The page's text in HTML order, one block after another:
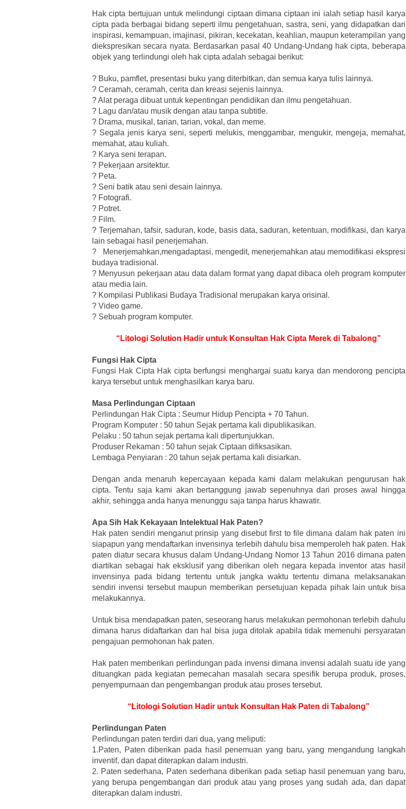
Hak cipta bertujuan untuk melindungi ciptaan dimana ciptaan ini ialah setiap hasil karya
cipta pada berbagai bidang seperti ilmu pengetahuan, sastra, seni, yang didapatkan dari
inspirasi, kemampuan, imajinasi, pikiran, kecekatan, keahlian, maupun keterampilan yang
diekspresikan secara nyata. Berdasarkan pasal 40 Undang-Undang hak cipta, beberapa
objek yang terlindungi oleh hak cipta adalah sebagai berikut:
? Buku, pamflet, presentasi buku yang diterbitkan, dan semua karya tulis lainnya.
? Ceramah, ceramah, cerita dan kreasi sejenis lainnya.
?Alat peraga dibuat untuk kepentingan pendidikan dan ilmu pengetahuan.
? Lagu dan/atau musik dengan atau tanpa subtitle.
? Drama, musikal, tarian, tarian, vokal, dan meme.
? Segala jenis karya seni, seperti melukis, menggambar, mengukir, mengeja, memahat,
memahat, atau kuliah.
? Karya seni terapan.
? Pekerjaan arsitektur.
? Peta.
? Seni batik atau seni desain lainnya.
? Fotografi.
? Potret.
? Film.
? Terjemahan, tafsir, saduran, kode, basis data, saduran, ketentuan, modifikasi, dan karya
lain sebagai hasil penerjemahan.
?
Menerjemahkan,mengadaptasi, mengedit, menerjemahkan atau memodifikasi ekspresi
budaya tradisional.
? Menyusun pekerjaan atau data dalam format yang dapat dibaca oleh program komputer
atau media lain.
? Kompilasi Publikasi Budaya Tradisional merupakan karya orisinal.
? Video game.
? Sebuah program komputer.
“Litologi Solution Hadir untuk Konsultan Hak Cipta Merek di Tabalong”
Fungsi Hak Cipta
Fungsi Hak Cipta Hak cipta berfungsi menghargai suatu karya dan mendorong pencipta
karya tersebut untuk menghasilkan karya baru.
Masa Perlindungan Ciptaan
Perlindungan Hak Cipta : Seumur Hidup Pencipta + 70 Tahun.
Program Komputer : 50 tahun Sejak pertama kali dipublikasikan.
Pelaku : 50 tahun sejak pertama kali dipertunjukkan.
Produser Rekaman : 50 tahun sejak Ciptaan difiksasikan.
Lembaga Penyiaran : 20 tahun sejak pertama kali disiarkan.
Dengan anda menaruh kepercayaan kepada kami dalam melakukan pengurusan hak
cipta. Tentu saja kami akan bertanggung jawab sepenuhnya dari proses awal hingga
akhir, sehingga anda hanya menunggu saja tanpa harus khawatir.
Apa Sih Hak Kekayaan Intelektual Hak Paten?
Hak paten sendiri menganut prinsip yang disebut first to file dimana dalam hak paten ini
siapapun yang mendaftarkan invensinya terlebih dahulu bisa memperoleh hak paten. Hak
paten diatur secara khusus dalam Undang-Undang Nomor 13 Tahun 2016 dimana paten
diartikan sebagai hak eksklusif yang diberikan oleh negara kepada inventor atas hasil
invensinya pada bidang tertentu untuk jangka waktu tertentu dimana melaksanakan
sendiri invensi tersebut maupun memberikan persetujuan kepada pihak lain untuk bisa
melakukannya.
Untuk bisa mendapatkan paten, seseorang harus melakukan permohonan terlebih dahulu
dimana harus didaftarkan dan hal bisa juga ditolak apabila tidak memenuhi persyaratan
pengajuan permohonan hak paten.
Hak paten memberikan perlindungan pada invensi dimana invensi adalah suatu ide yang
dituangkan pada kegiatan pemecahan masalah secara spesifik berupa produk, proses,
penyempurnaan dan pengembangan produk atau proses tersebut.
“Litologi Solution Hadir untuk Konsultan Hak Paten di Tabalong”
Perlindungan Paten
Perlindungan paten terdiri dari dua, yang meliputi:
1.Paten, Paten diberikan pada hasil penemuan yang baru, yang mengandung langkah
inventif, dan dapat diterapkan dalam industri.
2. Paten sederhana, Paten sederhana diberikan pada setiap hasil penemuan yang baru,
yang berupa pengembangan dari produk atau yang proses yang sudah ada, dan dapat
diterapkan dalam industri.